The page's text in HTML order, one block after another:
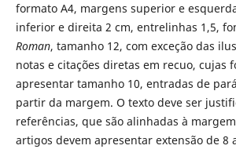
formato A4, margens superior e
inferior e direita 2 cm, entrelinhas 1,5,
Roman, tamanho 12, com exceção das
notas e citações diretas em recuo, cujas
apresentar tamanho 10, entradas de
partir da margem. O texto deve ser
referências, que são alinhadas à
artigos devem apresentar extensão de 8